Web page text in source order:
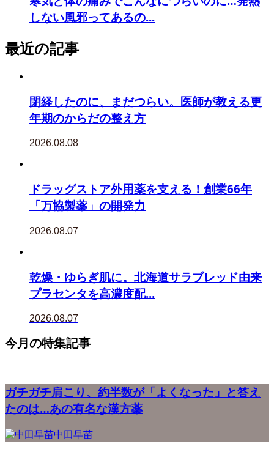
しない風邪ってあるの...
最近の記事
閉経したのに、まだつらい。医師が教える更
年期のからだの整え方
2026.08.08
ドラッグストア外用薬を支える！創業66年
「万協製薬」の開発力
2026.08.07
乾燥・ゆらぎ肌に。北海道サラブレッド由来
プラセンタを高濃度配...
2026.08.07
今月の特集記事
ガチガチ肩こり、約半数が「よくなった」と答え
たのは…あの有名な漢方薬
中田早苗